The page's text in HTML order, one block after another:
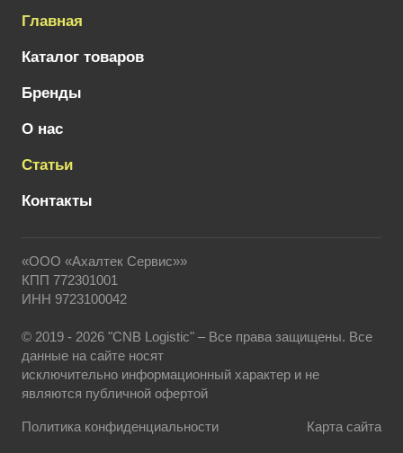
Главная
Каталог товаров
Бренды
О нас
Статьи
Контакты
«ООО «Ахалтек Сервис»»
КПП 772301001
ИНН 9723100042
© 2019 - 2026 "CNB Logistic" – Все права защищены. Все
данные на сайте носят
исключительно информационный характер и не
являются публичной офертой
Политика конфиденциальности Карта сайта